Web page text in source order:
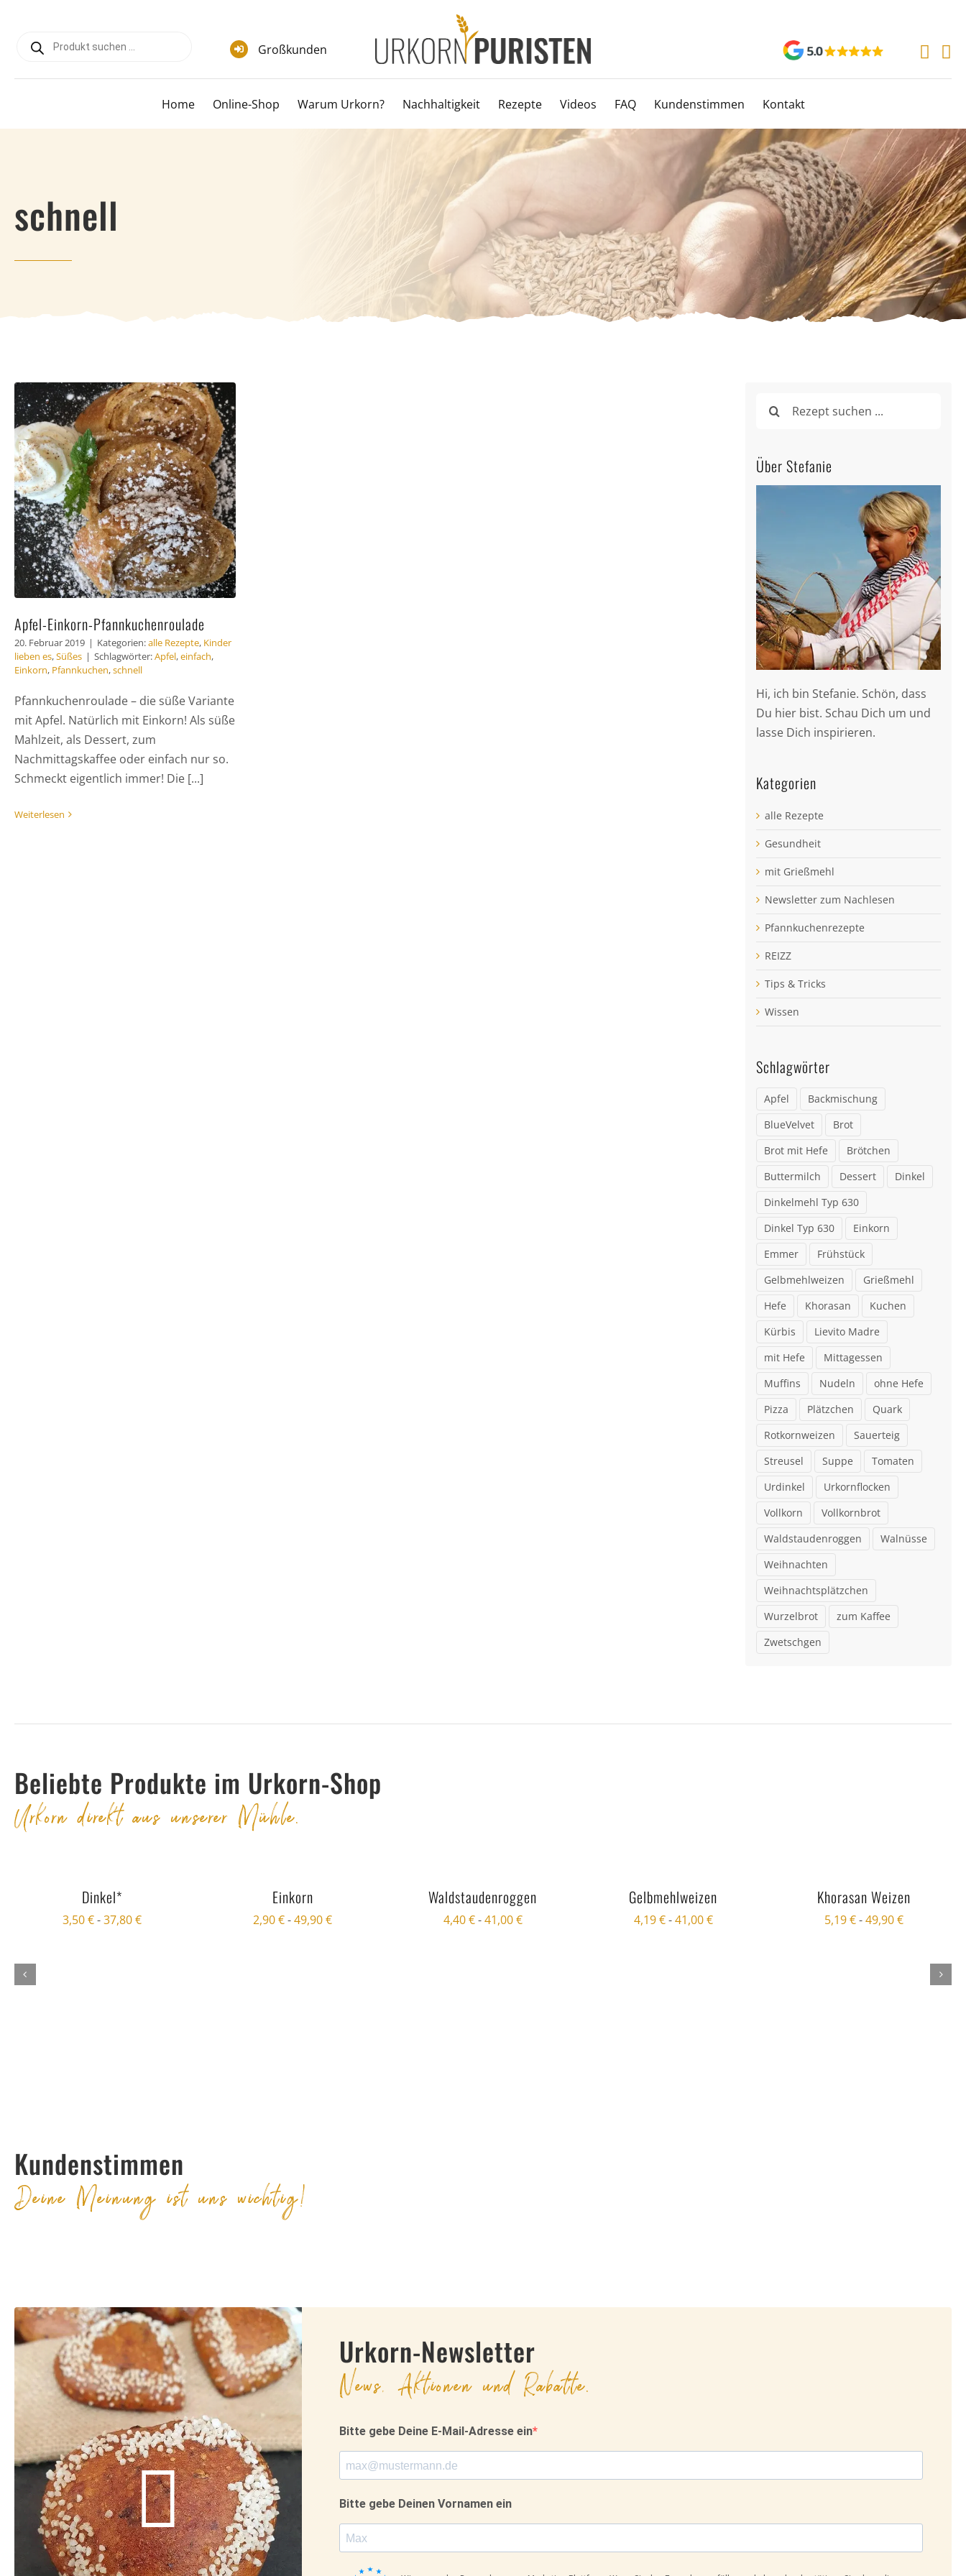
springen
search Großkunden
Home Online-Shop Warum Urkorn? Nachhaltigkeit Rezepte Videos FAQ Kundenstimmen Kontakt
schnell
Apfel-Einkorn-Pfannkuchenroulade
20. Februar 2019 | Kategorien:alle Rezepte, Kinder
lieben es,Süßes | Schlagwörter:Apfel,einfach,
Einkorn, Pfannkuchen,schnell
Pfannkuchenroulade – die süße Variante
mit Apfel. Natürlich mit Einkorn! Als süße
Mahlzeit, als Dessert, zum
Nachmittagskaffee oder einfach nur so.
Schmeckt eigentlich immer! Die [...]
Weiterlesen
nach:
Über Stefanie
Hi, ich bin Stefanie. Schön, dass
Du hier bist. Schau Dich um und
lasse Dich inspirieren.
Kategorien
alle Rezepte
Gesundheit
mit Grießmehl
Newsletter zum Nachlesen
Pfannkuchenrezepte
REIZZ
Tips & Tricks
Wissen
Schlagwörter
Apfel
Backmischung
BlueVelvet
Brot
Brot mit Hefe
Brötchen
Buttermilch
Dessert
Dinkel
Dinkelmehl Typ 630
Dinkel Typ 630
Einkorn
Emmer
Frühstück
Gelbmehlweizen
Grießmehl
Hefe
Khorasan
Kuchen
Kürbis
Lievito Madre
mit Hefe
Mittagessen
Muffins
Nudeln
ohne Hefe
Pizza
Plätzchen
Quark
Rotkornweizen
Sauerteig
Streusel
Suppe
Tomaten
Urdinkel
Urkornflocken
Vollkorn
Vollkornbrot
Waldstaudenroggen
Walnüsse
Weihnachten
Weihnachtsplätzchen
Wurzelbrot
zum Kaffee
Zwetschgen
Beliebte Produkte im Urkorn-Shop
Urkorn direkt aus unserer Mühle.
Dinkel*
3,50€-37,80€
Einkorn
2,90€-49,90€
Waldstaudenroggen
4,40€-41,00€
Gelbmehlweizen
4,19€-41,00€
Khorasan Weizen
5,19€-49,90€
Kundenstimmen
Deine Meinung ist uns wichtig!
Urkorn-Newsletter
News, Aktionen und Rabatte.
Bitte gebe Deine E-Mail-Adresse ein
Bitte gebe Deinen Vornamen ein